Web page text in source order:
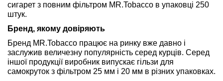
сигарет з повним фільтром MR.Tobacco в упаковці 250
штук.
Бренд, якому довіряють
Бренд MR.Tobacco працює на ринку вже давно і
заслужив величезну популярність серед курців. Серед
іншої продукції виробник випускає гільзи для
самокруток з фільтром 25 мм і 20 мм в різних упаковках.